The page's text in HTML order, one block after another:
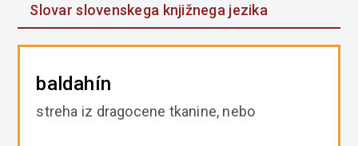
Slovar slovenskega knjižnega jezika
baldahín
streha iz dragocene tkanine, nebo